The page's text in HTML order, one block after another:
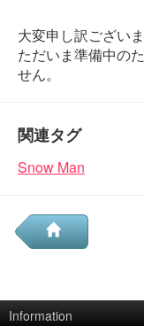
大変申し訳ござい
ただいま準備中の
せん。
関連タグ
Snow Man
Information